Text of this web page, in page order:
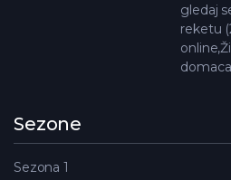
gledaj
reketu
Sezone
Sezona 1